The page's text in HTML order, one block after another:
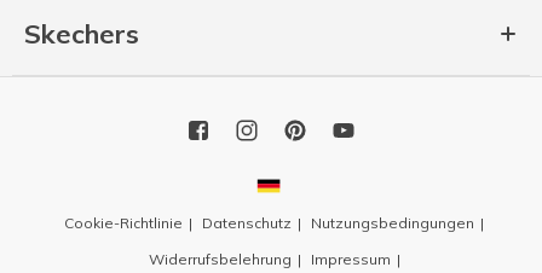
Skechers
Cookie-Richtlinie Datenschutz
Nutzungsbedingungen
Widerrufsbelehrung
Impressum